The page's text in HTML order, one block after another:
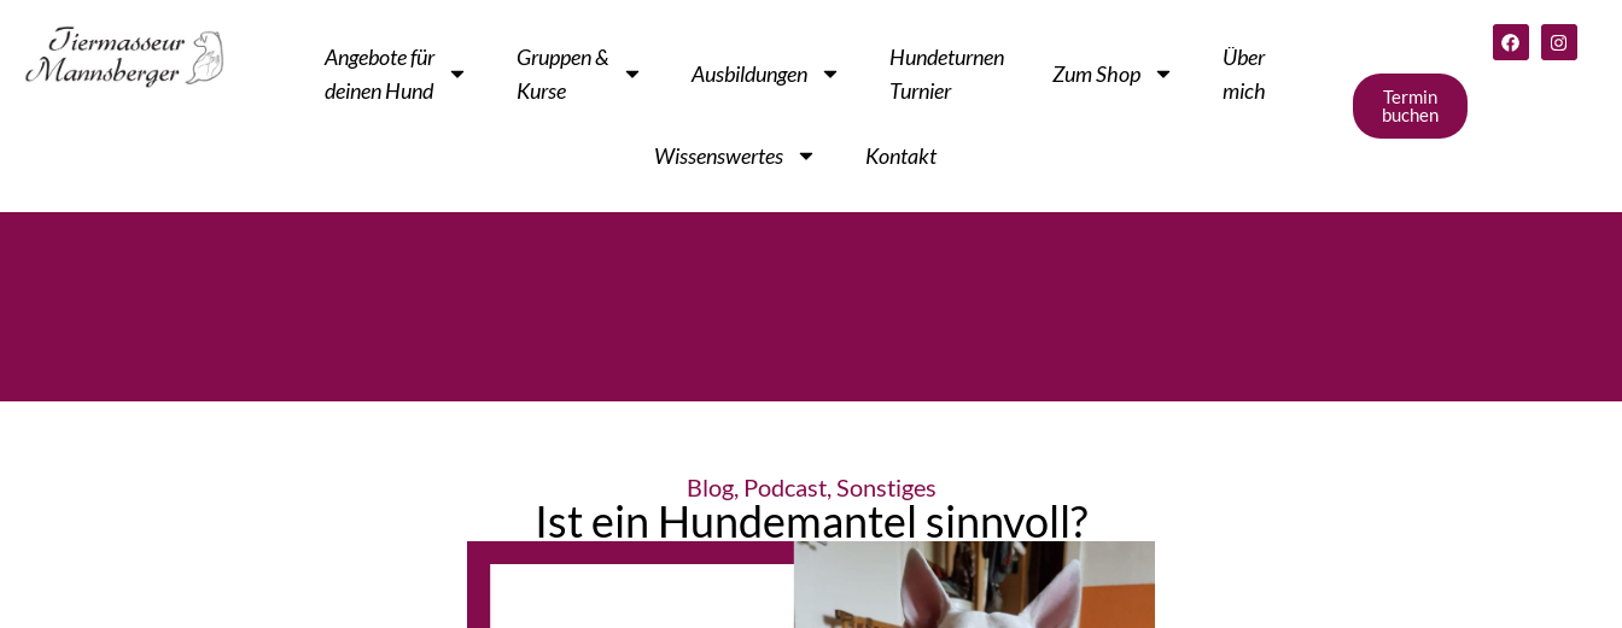
Angebote für
deinen Hund
Gruppen &
Kurse
Ausbildungen
Hundeturnen
Turnier
Zum Shop
Über
mich
Wissenswertes Kontakt
Termin
buchen
Blog, Podcast,Sonstiges
Ist ein Hundemantel sinnvoll?